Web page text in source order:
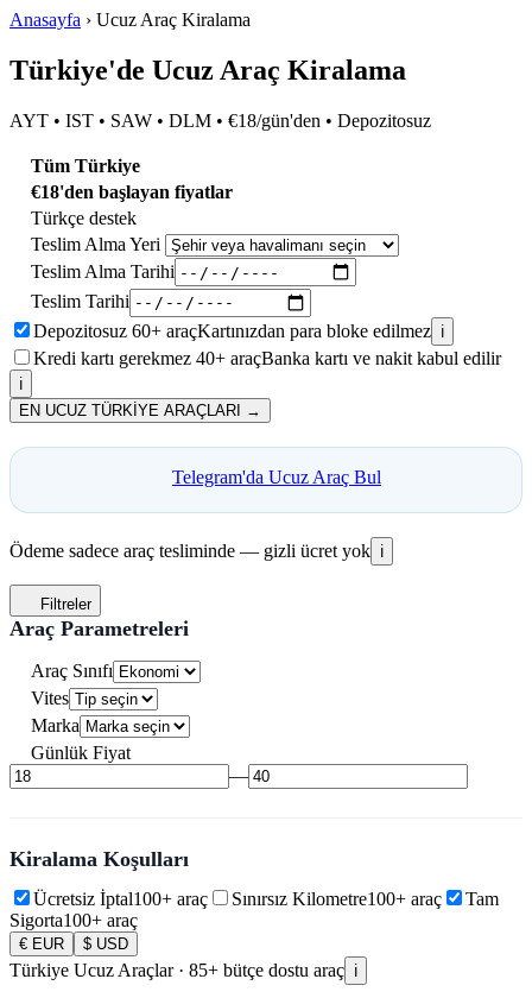
Anasayfa › Ucuz Araç Kiralama
Türkiye'de Ucuz Araç Kiralama
AYT • IST • SAW • DLM • €18/gün'den • Depozitosuz
Tüm Türkiye
€18'den başlayan fiyatlar
Türkçe destek
Teslim Alma Yeri
Teslim Alma Tarihi
Teslim Tarihi
Depozitosuz 60+ araçKartınızdan para bloke edilmez ℹ️
Kredi kartı gerekmez 40+ araçBanka kartı ve nakit kabul edilir
ℹ️
EN UCUZ TÜRKİYE ARAÇLARI →
Telegram'da Ucuz Araç Bul
Ödeme sadece araç tesliminde — gizli ücret yok ℹ️
Filtreler
Araç Parametreleri
Araç Sınıfı
Vites
Marka
Günlük Fiyat
—
Kiralama Koşulları
Ücretsiz İptal100+ araç Sınırsız Kilometre100+ araç
Tam
Sigorta100+ araç
€ EUR $ USD
Türkiye Ucuz Araçlar · 85+ bütçe dostu araç ℹ️